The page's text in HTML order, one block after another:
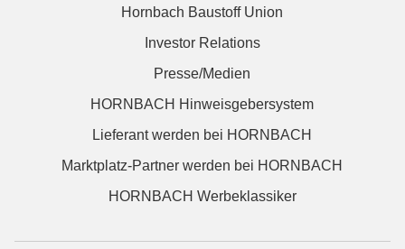
Hornbach Baustoff Union
Investor Relations
Presse/Medien
HORNBACH Hinweisgebersystem
Lieferant werden bei HORNBACH
Marktplatz-Partner werden bei HORNBACH
HORNBACH Werbeklassiker